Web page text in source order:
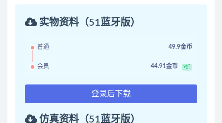
实物资料（51蓝牙版）
普通 49.9金币
会员 44.91金币 9折
登录后下载
仿真资料（51蓝牙版）